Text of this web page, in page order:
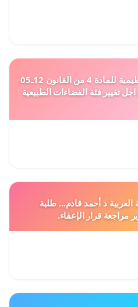
دعم ملف تفعيل النصوص التنظيمية للمادة 4 من القانون 12ـ05
تغيير فئة الفضاءات الطبيعية
العربية د أحمد قادم... طلبة
مراجعة قرار الإعفاء.